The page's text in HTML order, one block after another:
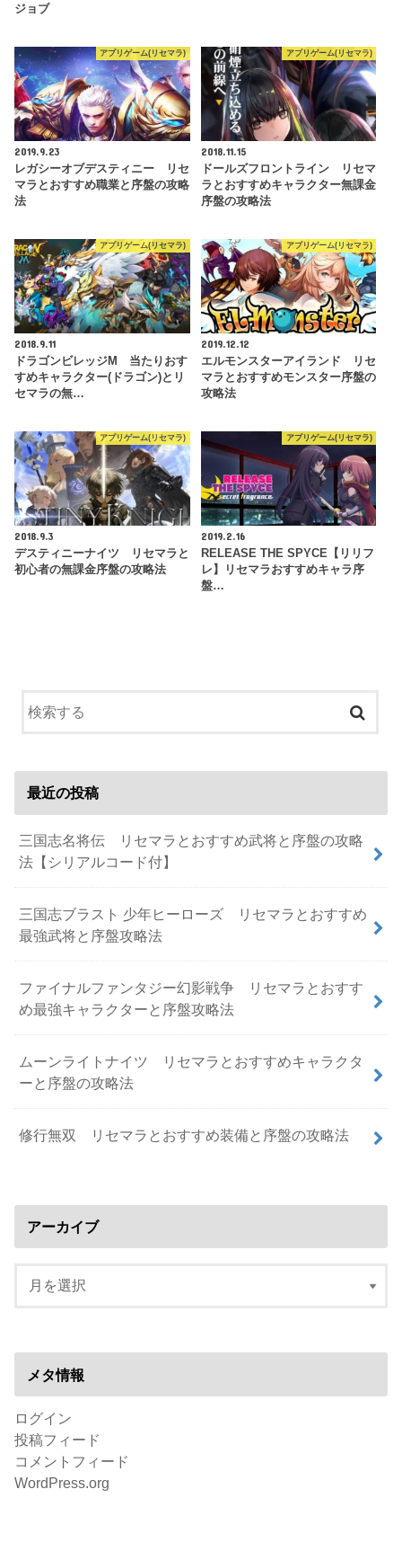
ジョブ
アプリゲーム(リセマラ)
2019.9.23
レガシーオブデスティニー リセ
マラとおすすめ職業と序盤の攻略
法
アプリゲーム(リセマラ)
2018.11.15
ドールズフロントライン リセマ
ラとおすすめキャラクター無課金
序盤の攻略法
アプリゲーム(リセマラ)
2018.9.11
ドラゴンビレッジM 当たりおす
すめキャラクター(ドラゴン)とリ
セマラの無…
アプリゲーム(リセマラ)
2019.12.12
エルモンスターアイランド リセ
マラとおすすめモンスター序盤の
攻略法
アプリゲーム(リセマラ)
2018.9.3
デスティニーナイツ リセマラと
初心者の無課金序盤の攻略法
アプリゲーム(リセマラ)
2019.2.16
RELEASE THE SPYCE【リリフ
レ】リセマラおすすめキャラ序
盤…
最近の投稿
三国志名将伝 リセマラとおすすめ武将と序盤の攻略
法【シリアルコード付】
三国志ブラスト 少年ヒーローズ リセマラとおすすめ
最強武将と序盤攻略法
ファイナルファンタジー幻影戦争 リセマラとおすす
め最強キャラクターと序盤攻略法
ムーンライトナイツ リセマラとおすすめキャラクタ
ーと序盤の攻略法
修行無双 リセマラとおすすめ装備と序盤の攻略法
アーカイブ
メタ情報
ログイン
投稿フィード
コメントフィード
WordPress.org